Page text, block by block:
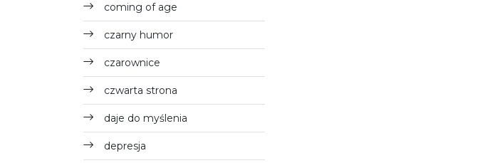
coming of age
czarny humor
czarownice
czwarta strona
daje do myślenia
depresja